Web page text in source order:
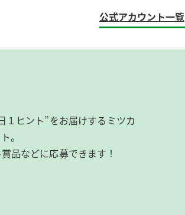
公式アカウント一覧
１ヒント”をお届けするミツカ
。
品などに応募できます！